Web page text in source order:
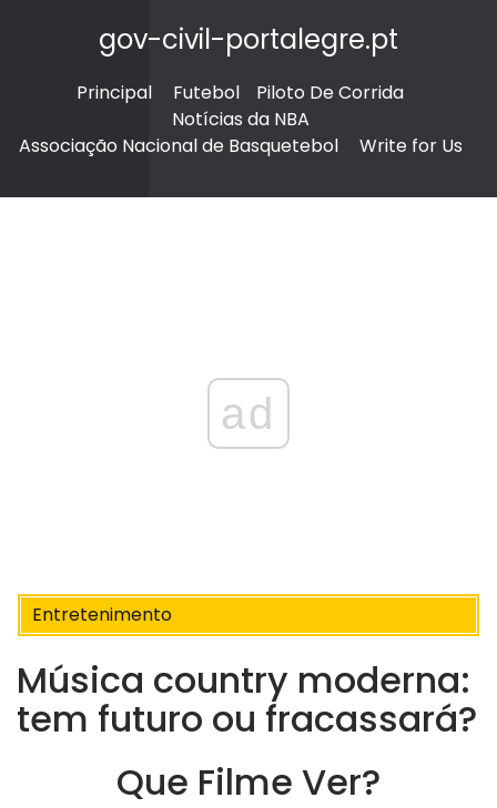
gov-civil-portalegre.pt
Principal Futebol
Piloto De Corrida
Notícias da NBA
Associação Nacional de Basquetebol
Write for Us
ad
Entretenimento
Música country moderna:
tem futuro ou fracassará?
Que Filme Ver?